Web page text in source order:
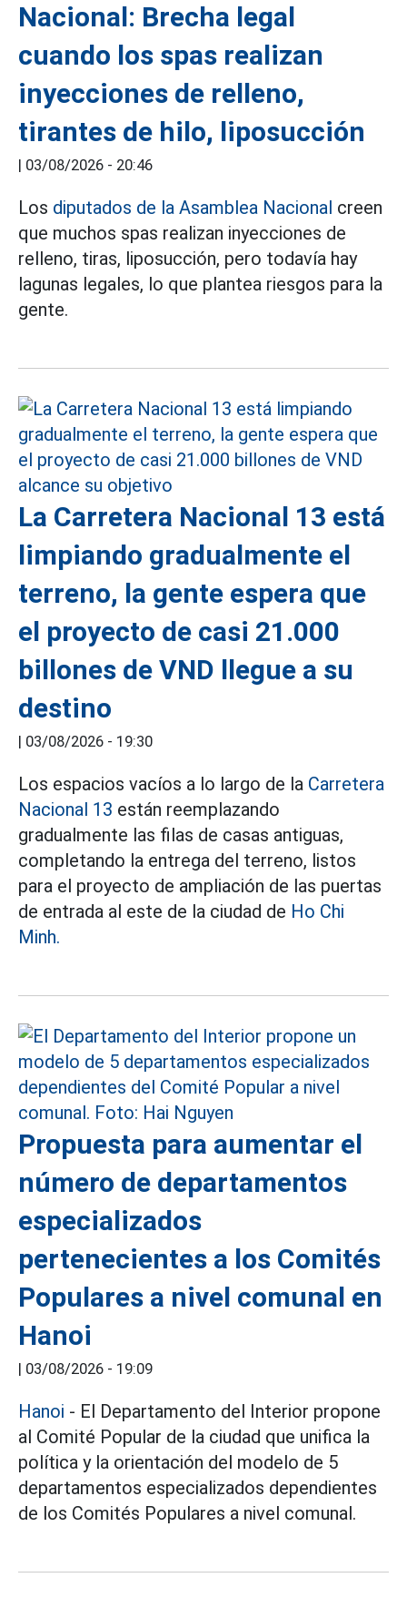
Nacional: Brecha legal
cuando los spas realizan
inyecciones de relleno,
tirantes de hilo, liposucción
| 03/08/2026 - 20:46
Los diputados de la Asamblea Nacional creen
que muchos spas realizan inyecciones de
relleno, tiras, liposucción, pero todavía hay
lagunas legales, lo que plantea riesgos para la
gente.
La Carretera Nacional 13 está
limpiando gradualmente el
terreno, la gente espera que
el proyecto de casi 21.000
billones de VND llegue a su
destino
| 03/08/2026 - 19:30
Los espacios vacíos a lo largo de la Carretera
Nacional 13 están reemplazando
gradualmente las filas de casas antiguas,
completando la entrega del terreno, listos
para el proyecto de ampliación de las puertas
de entrada al este de la ciudad de Ho Chi
Minh.
Propuesta para aumentar el
número de departamentos
especializados
pertenecientes a los Comités
Populares a nivel comunal en
Hanoi
| 03/08/2026 - 19:09
Hanoi - El Departamento del Interior propone
al Comité Popular de la ciudad que unifica la
política y la orientación del modelo de 5
departamentos especializados dependientes
de los Comités Populares a nivel comunal.